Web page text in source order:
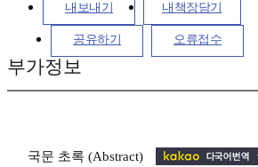
내보내기 내책장담기
공유하기 오류접수
부가정보
국문 초록 (Abstract)